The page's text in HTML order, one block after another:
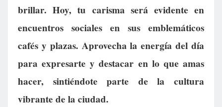
brillar. Hoy, tu carisma será evidente en
encuentros sociales en sus emblemáticos
cafés y plazas. Aprovecha la energía del día
para expresarte y destacar en lo que amas
hacer, sintiéndote parte de la cultura
vibrante de la ciudad.